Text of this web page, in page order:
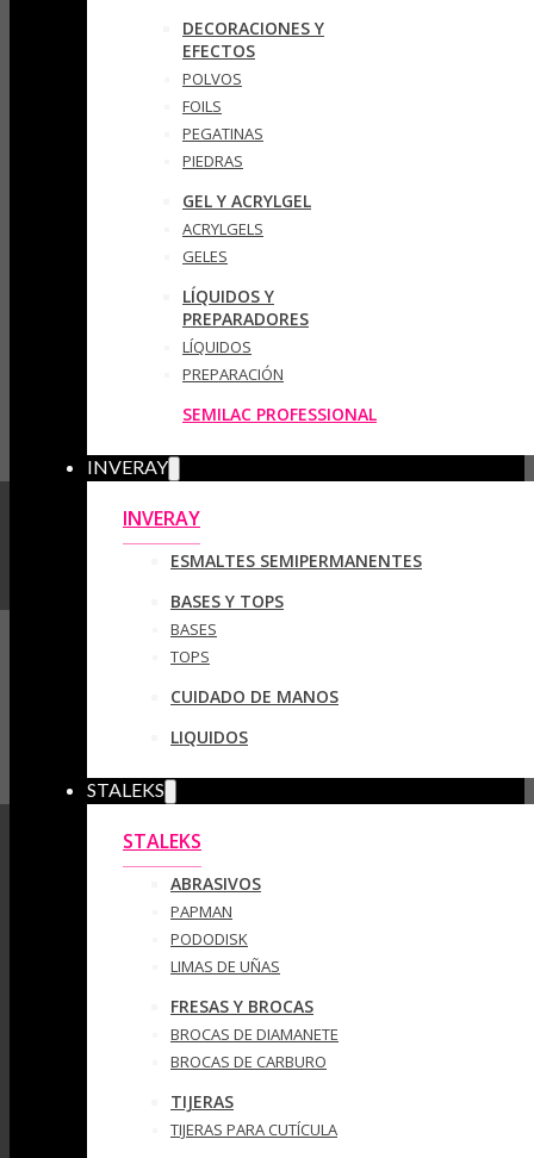
DECORACIONES Y
EFECTOS
POLVOS
FOILS
PEGATINAS
PIEDRAS
GEL Y ACRYLGEL
ACRYLGELS
GELES
LÍQUIDOS Y
PREPARADORES
LÍQUIDOS
PREPARACIÓN
SEMILAC PROFESSIONAL
INVERAY
INVERAY
ESMALTES SEMIPERMANENTES
BASES Y TOPS
BASES
TOPS
CUIDADO DE MANOS
LIQUIDOS
STALEKS
STALEKS
ABRASIVOS
PAPMAN
PODODISK
LIMAS DE UÑAS
FRESAS Y BROCAS
BROCAS DE DIAMANETE
BROCAS DE CARBURO
TIJERAS
TIJERAS PARA CUTÍCULA